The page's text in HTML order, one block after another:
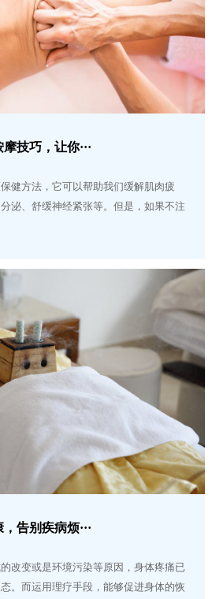
技巧，让你···
健方法，它可以帮助我们缓解肌肉疲
泌、舒缓神经紧张等。但是，如果不注
告别疾病烦···
改变或是环境污染等原因，身体疼痛已
。而运用理疗手段，能够促进身体的恢